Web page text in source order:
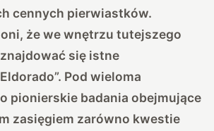
cennych pierwiastków.
że we wnętrzu tutejszego
się istne
Pod wieloma
pionierskie badania obejmujące
zasięgiem zarówno kwestie